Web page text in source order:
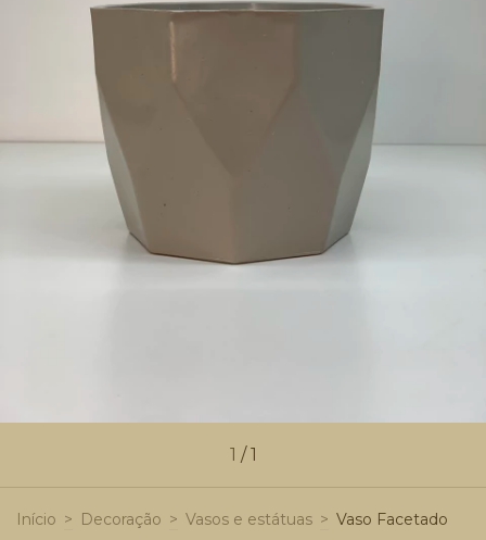
1 / 1
Início > Decoração > Vasos e estátuas > Vaso Facetado